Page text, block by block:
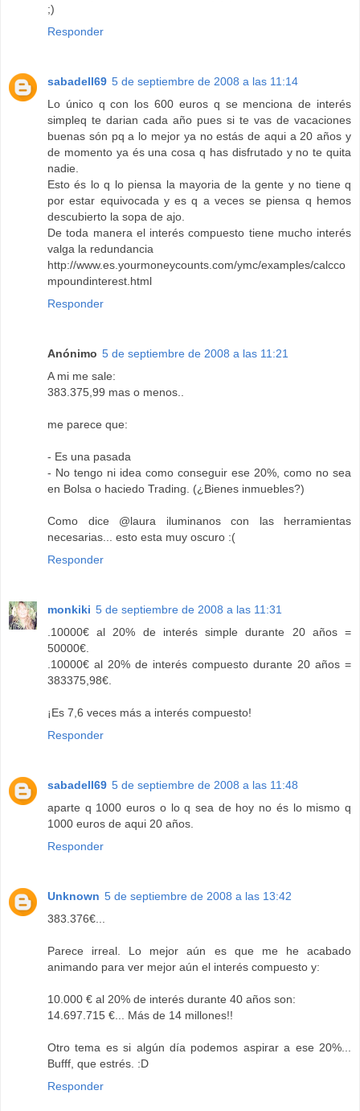
;)
Responder
sabadell69 5 de septiembre de 2008 a las 11:14
Lo único q con los 600 euros q se menciona de interés
simpleq te darian cada año pues si te vas de vacaciones
buenas són pq a lo mejor ya no estás de aqui a 20 años y
de momento ya és una cosa q has disfrutado y no te quita
nadie.
Esto és lo q lo piensa la mayoria de la gente y no tiene q
por estar equivocada y es q a veces se piensa q hemos
descubierto la sopa de ajo.
De toda manera el interés compuesto tiene mucho interés
valga la redundancia
http://www.es.yourmoneycounts.com/ymc/examples/calcco
mpoundinterest.html
Responder
Anónimo 5 de septiembre de 2008 a las 11:21
A mi me sale:
383.375,99 mas o menos..
me parece que:
- Es una pasada
- No tengo ni idea como conseguir ese 20%, como no sea
en Bolsa o haciedo Trading. (¿Bienes inmuebles?)
Como dice @laura iluminanos con las herramientas
necesarias... esto esta muy oscuro :(
Responder
monkiki 5 de septiembre de 2008 a las 11:31
.10000€ al 20% de interés simple durante 20 años =
50000€.
.10000€ al 20% de interés compuesto durante 20 años =
383375,98€.
¡Es 7,6 veces más a interés compuesto!
Responder
sabadell69 5 de septiembre de 2008 a las 11:48
aparte q 1000 euros o lo q sea de hoy no és lo mismo q
1000 euros de aqui 20 años.
Responder
Unknown 5 de septiembre de 2008 a las 13:42
383.376€...
Parece irreal. Lo mejor aún es que me he acabado
animando para ver mejor aún el interés compuesto y:
10.000 € al 20% de interés durante 40 años son:
14.697.715 €... Más de 14 millones!!
Otro tema es si algún día podemos aspirar a ese 20%...
Bufff, que estrés. :D
Responder